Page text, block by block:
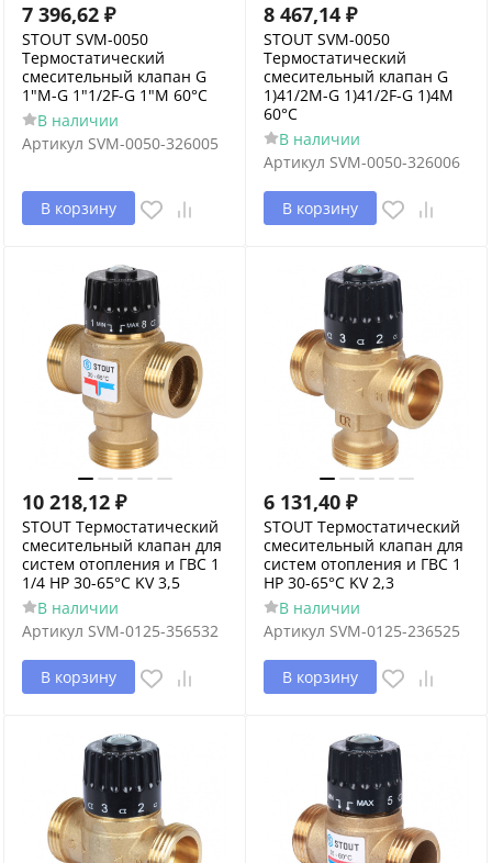
7 396,62 ₽
STOUT SVM-0050
Термостатический
смесительный клапан G
1"М-G 1"1/2F-G 1"M 60°С
В наличии
Артикул SVM-0050-326005
В корзину
8 467,14 ₽
STOUT SVM-0050
Термостатический
смесительный клапан G
1)41/2M-G 1)41/2F-G 1)4M
60°С
В наличии
Артикул SVM-0050-326006
В корзину
10 218,12 ₽
STOUT Термостатический
смесительный клапан для
систем отопления и ГВС 1
1/4 НР 30-65°С KV 3,5
В наличии
Артикул SVM-0125-356532
В корзину
6 131,40 ₽
STOUT Термостатический
смесительный клапан для
систем отопления и ГВС 1
НР 30-65°С KV 2,3
В наличии
Артикул SVM-0125-236525
В корзину